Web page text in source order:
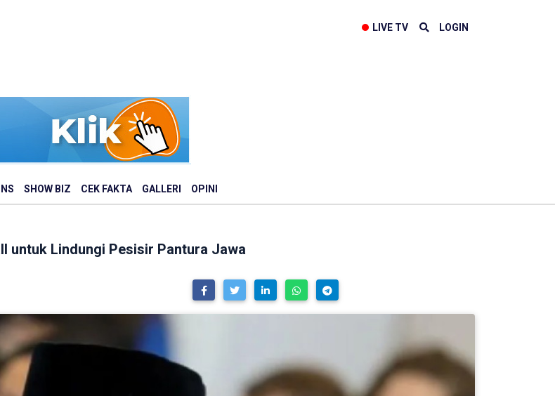
LIVE TV LOGIN
SHOW BIZ CEK FAKTA GALLERI OPINI
untuk Lindungi Pesisir Pantura Jawa